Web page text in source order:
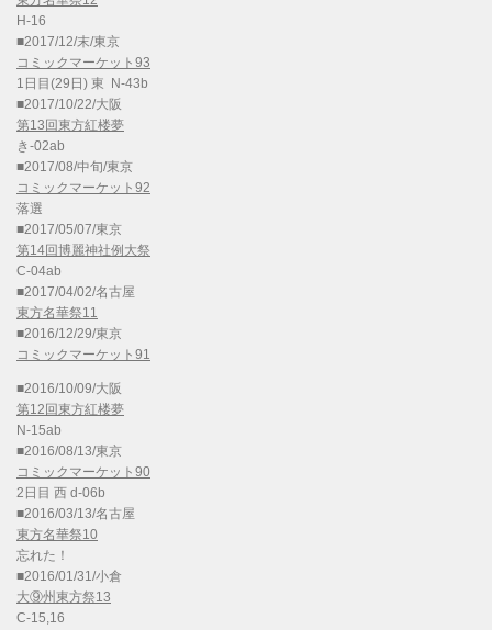
H-16
■2017/12/末/東京
コミックマーケット93
1日目(29日) 東 N-43b
■2017/10/22/大阪
第13回東方紅楼夢
き-02ab
■2017/08/中旬/東京
コミックマーケット92
落選
■2017/05/07/東京
第14回博麗神社例大祭
C-04ab
■2017/04/02/名古屋
東方名華祭11
■2016/12/29/東京
コミックマーケット91
■2016/10/09/大阪
第12回東方紅楼夢
N-15ab
■2016/08/13/東京
コミックマーケット90
2日目 西 d-06b
■2016/03/13/名古屋
東方名華祭10
忘れた！
■2016/01/31/小倉
大⑨州東方祭13
C-15,16